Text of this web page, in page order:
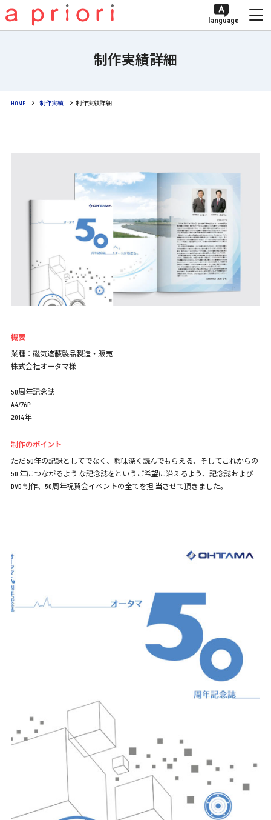
language
制作実績詳細
HOME 制作実績 制作実績詳細
概要
業種：磁気遮蔽製品製造・販売
株式会社オータマ様
50周年記念誌
A4/76P
2014年
制作のポイント
ただ 50年の記録としてでなく、興味深く読んでもらえる、そしてこれからの
50 年につながるよう な記念誌をというご希望に沿えるよう、記念誌および
DVD 制作、50周年祝賀会イベントの全てを担 当させて頂きました。